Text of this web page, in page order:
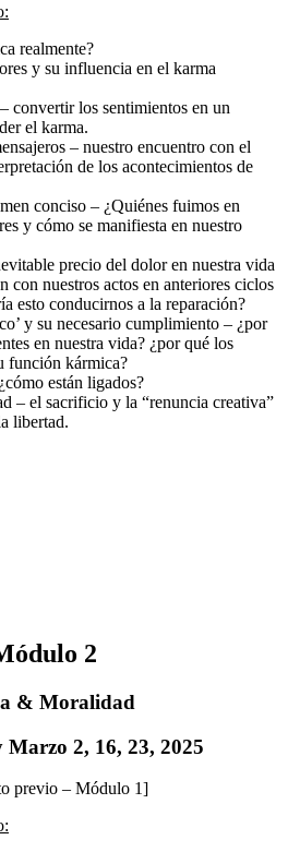
realmente?
y su influencia en el karma
convertir los sentimientos en un
el karma.
– nuestro encuentro con el
de los acontecimientos de
conciso – ¿Quiénes fuimos en
y cómo se manifiesta en nuestro
precio del dolor en nuestra vida
con nuestros actos en anteriores ciclos
esto conducirnos a la reparación?
y su necesario cumplimiento – ¿por
en nuestra vida? ¿por qué los
función kármica?
están ligados?
– el sacrificio y la “renuncia creativa”
libertad.
2
& Moralidad
Marzo 2, 16, 23, 2025
previo – Módulo 1]